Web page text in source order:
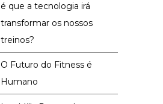
é que a tecnologia irá
transformar os nossos
treinos?
O Futuro do Fitness é
Humano